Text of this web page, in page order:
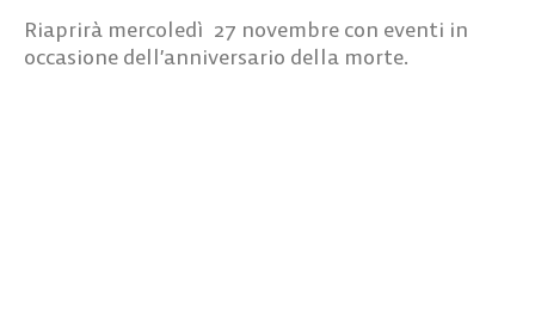
Riaprirà mercoledì 27 novembre con eventi in
occasione dell’anniversario della morte.